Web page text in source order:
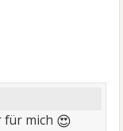
für mich 😍